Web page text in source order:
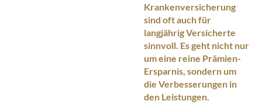
Krankenversicherung
sind oft auch für
langjährig Versicherte
sinnvoll. Es geht nicht nur
um eine reine Prämien-
Ersparnis, sondern um
die Verbesserungen in
den Leistungen.